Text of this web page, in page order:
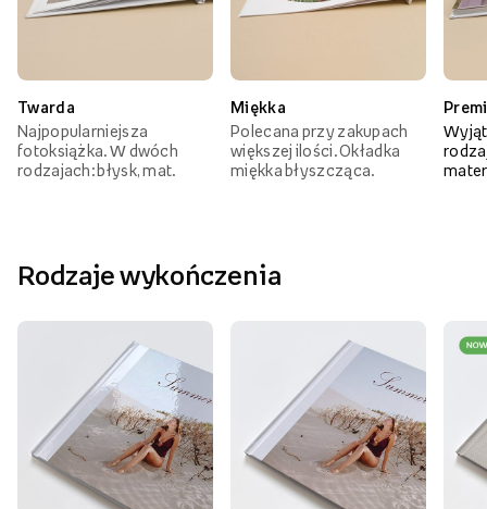
Twarda
Najpopularniejsza
fotoksiążka. W dwóch
rodzajach: błysk, mat.
Miękka
Polecana przy zakupach
większej ilości. Okładka
miękka błyszcząca.
Rodzaje wykończenia